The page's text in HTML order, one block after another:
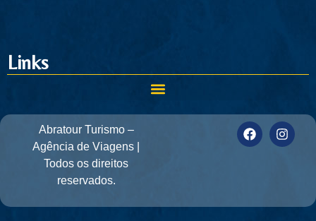
Links
Abratour Turismo –
Agência de Viagens |
Todos os direitos
reservados.